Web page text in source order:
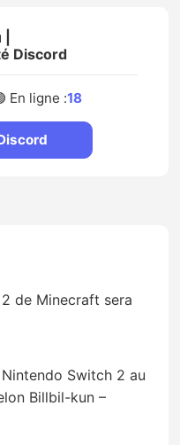
Discord
En ligne :18
de Minecraft sera
Switch 2 au
Billbil-kun –